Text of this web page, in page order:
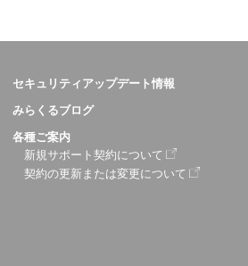
セキュリティアップデート情報
みらくるブログ
各種ご案内
新規サポート契約について
契約の更新または変更について